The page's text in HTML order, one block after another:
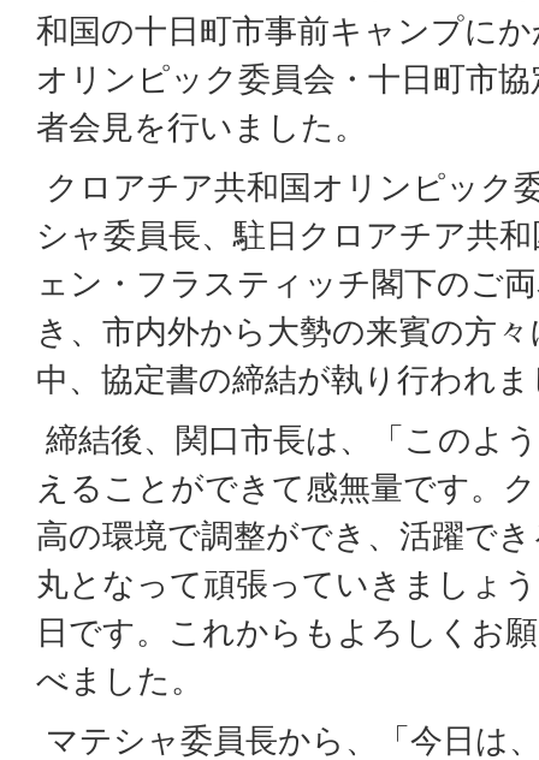
和国の十日町市事前キャンプに
オリンピック委員会・十日町市
者会見を行いました。
クロアチア共和国オリンピック
シャ委員長、駐日クロアチア共
ェン・フラスティッチ閣下のご
き、市内外から大勢の来賓の方
中、協定書の締結が執り行われ
締結後、関口市長は、「このよ
えることができて感無量です。
高の環境で調整ができ、活躍で
丸となって頑張っていきましょ
日です。これからもよろしくお
べました。
マテシャ委員長から、「今日は